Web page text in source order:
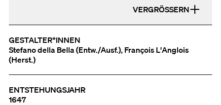
VERGRÖSSERN
GESTALTER*INNEN
Stefano della Bella (Entw./Ausf.), François L'Anglois
(Herst.)
ENTSTEHUNGSJAHR
1647